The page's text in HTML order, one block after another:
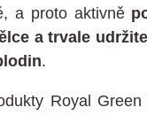
a proto aktivně
a trvale
.
Royal